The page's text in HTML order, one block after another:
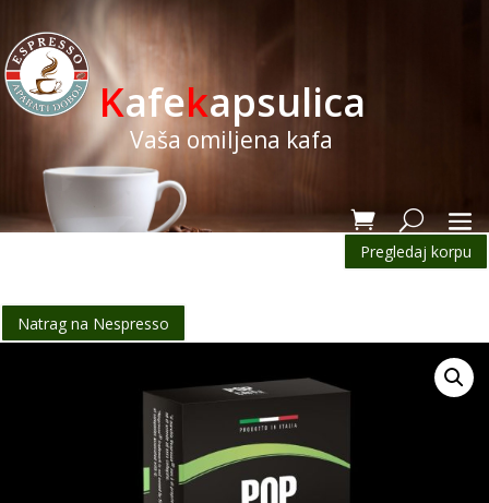
Kafekapsulica
Vaša omiljena kafa
Pregledaj korpu
Natrag na Nespresso